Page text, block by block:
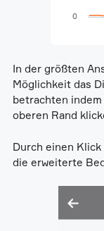
In der größten
Möglichkeit das
betrachten
oberen Rand
Durch einen
die erweiterte